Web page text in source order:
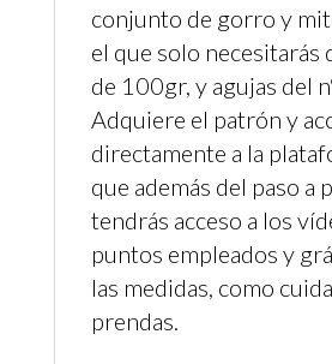
conjunto de gorro y
el que solo necesitarás
de 100gr, y agujas del
Adquiere el patrón y
directamente a la
que además del paso a
tendrás acceso a los
puntos empleados y
las medidas, como
prendas.